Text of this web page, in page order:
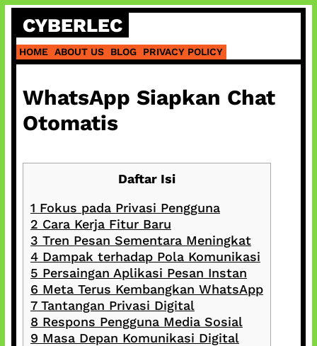
Skip
content
CYBERLEC
HOME ABOUT US BLOG PRIVACY POLICY
WhatsApp Siapkan Chat
Otomatis
Daftar Isi
1 Fokus pada Privasi Pengguna
2 Cara Kerja Fitur Baru
3 Tren Pesan Sementara Meningkat
4Dampak terhadap Pola Komunikasi
5 Persaingan Aplikasi Pesan Instan
6 Meta Terus Kembangkan WhatsApp
7Tantangan Privasi Digital
8 Respons Pengguna Media Sosial
9 Masa Depan Komunikasi Digital